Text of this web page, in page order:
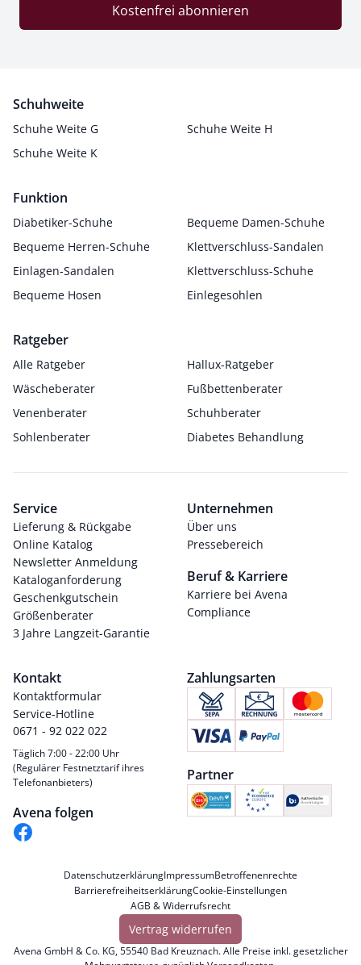
Kostenfrei abonnieren
Schuhweite
Schuhe Weite G
Schuhe Weite H
Schuhe Weite K
Funktion
Diabetiker-Schuhe
Bequeme Damen-Schuhe
Bequeme Herren-Schuhe
Klettverschluss-Sandalen
Einlagen-Sandalen
Klettverschluss-Schuhe
Bequeme Hosen
Einlegesohlen
Ratgeber
Alle Ratgeber
Hallux-Ratgeber
Wäscheberater
Fußbettenberater
Venenberater
Schuhberater
Sohlenberater
Diabetes Behandlung
Service
Lieferung & Rückgabe
Online Katalog
Newsletter Anmeldung
Kataloganforderung
Geschenkgutschein
Größenberater
3 Jahre Langzeit-Garantie
Unternehmen
Über uns
Pressebereich
Beruf & Karriere
Karriere bei Avena
Compliance
Kontakt
Kontaktformular
Service-Hotline
0671 - 92 022 022
Täglich 7:00 - 22:00 Uhr
(Regulärer Festnetztarif ihres
Telefonanbieters)
Avena folgen
Zahlungsarten
Partner
DatenschutzerklärungImpressumBetroffenenrechte
BarrierefreiheitserklärungCookie-Einstellungen
AGB & Widerrufsrecht
Vertrag widerrufen
Avena GmbH & Co. KG, 55540 Bad Kreuznach. Alle Preise inkl. gesetzlicher